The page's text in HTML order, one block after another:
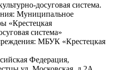
досуговая система.
Муниципальное
«Крестецкая
система»
МБУК «Крестецкая
Федерация,